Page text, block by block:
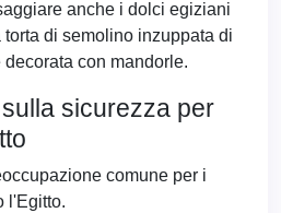
anche i dolci egiziani
di semolino inzuppata di
con mandorle.
sicurezza per
comune per i
l'Egitto.